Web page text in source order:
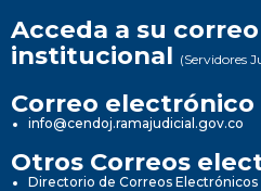
Acceda a su
institucional (Servidores
Correo
info@cendoj.ramajudicial.gov.co
Otros Correos
Directorio de Correos